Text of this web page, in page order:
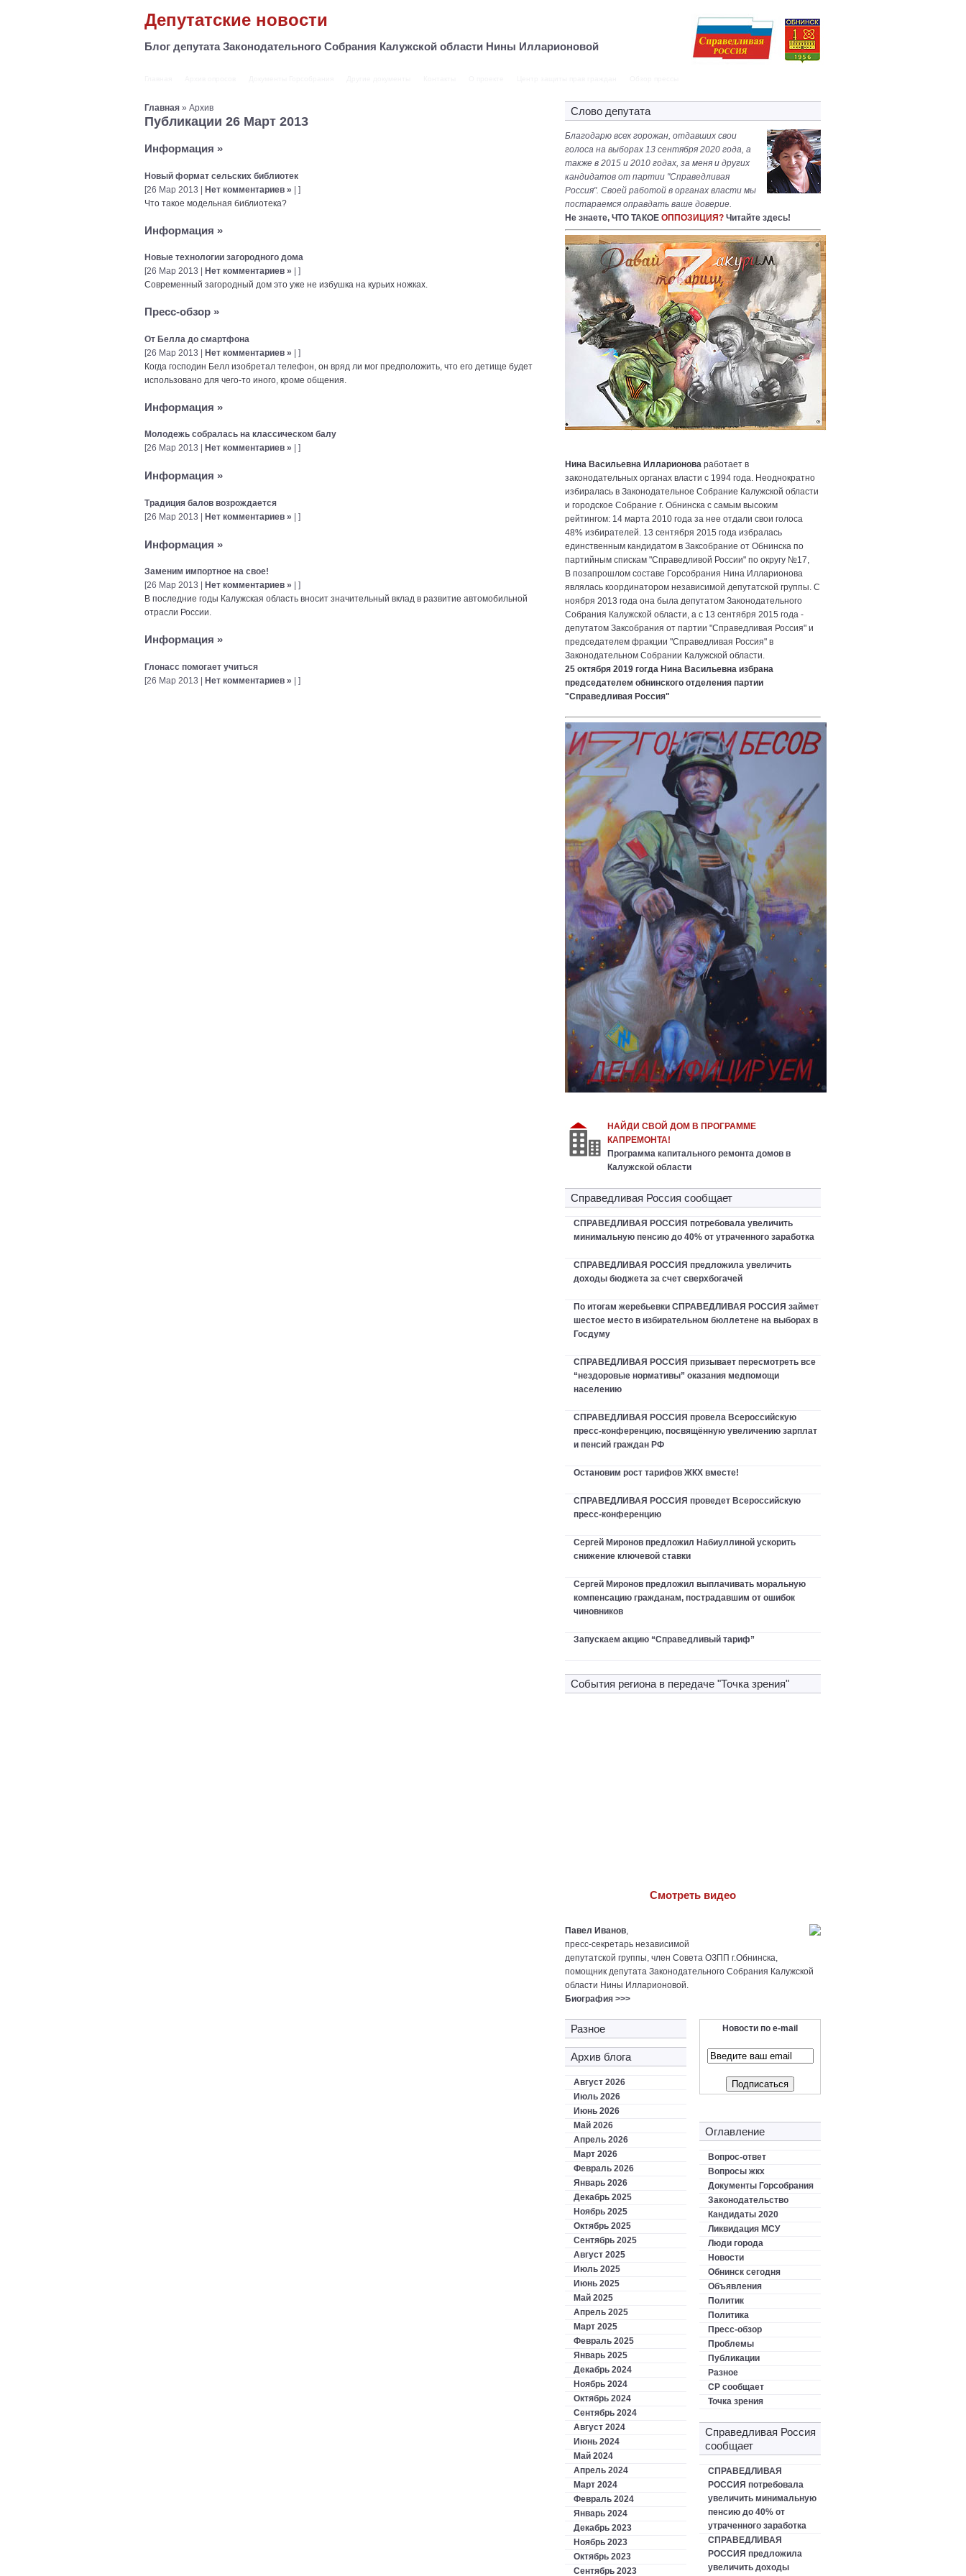
Депутатские новости
Блог депутата Законодательного Собрания Калужской области Нины Илларионовой
Главная » Архив
Публикации 26 Март 2013
Информация »
Новый формат сельских библиотек
[26 Мар 2013 | Нет комментариев » | ]
Что такое модельная библиотека?
Информация »
Новые технологии загородного дома
[26 Мар 2013 |
Нет комментариев » | ]
Современный загородный дом это уже не избушка на курьих ножках.
Пресс-обзор »
От Белла до смартфона
[26 Мар 2013 | Нет комментариев » | ]
Когда господин Белл изобретал телефон, он вряд ли мог предположить, что его детище будет
использовано для чего-то иного, кроме общения.
Информация »
Молодежь собралась на классическом балу
[26 Мар 2013 |
Нет комментариев » | ]
Информация »
Традиция балов возрождается
[26 Мар 2013 | Нет комментариев » | ]
Информация »
Заменим импортное на свое!
[26 Мар 2013 |
Нет комментариев » | ]
В последние годы Калужская область вносит значительный вклад в развитие автомобильной
отрасли России.
Информация »
Глонасс помогает учиться
[26 Мар 2013 | Нет комментариев » | ]
Слово депутата
Благодарю всех горожан, отдавших свои
голоса на выборах 13 сентября 2020 года, а
также в 2015 и 2010 годах, за меня и других
кандидатов от партии "Справедливая
Россия". Своей работой в органах власти мы
постараемся оправдать ваше доверие.
Не знаете, ЧТО ТАКОЕ ОППОЗИЦИЯ? Читайте здесь!
Нина Васильевна Илларионова работает в
законодательных органах власти с 1994 года. Неоднократно
избиралась в Законодательное Собрание Калужской области
и городское Собрание г. Обнинска с самым высоким
рейтингом: 14 марта 2010 года за нее отдали свои голоса
48% избирателей. 13 сентября 2015 года избралась
единственным кандидатом в Заксобрание от Обнинска по
партийным спискам "Справедливой России" по округу №17,
В позапрошлом составе Горсобрания Нина Илларионова
являлась координатором независимой депутатской группы. С
ноября 2013 года она была депутатом Законодательного
Собрания Калужской области, а с 13 сентября 2015 года -
депутатом Заксобрания от партии "Справедливая Россия" и
председателем фракции "Справедливая Россия" в
Законодательном Собрании Калужской области.
25 октября 2019 гогда Нина Васильевна избрана
председателем обнинского отделения партии
"Справедливая Россия"
НАЙДИ СВОЙ ДОМ В ПРОГРАММЕ
КАПРЕМОНТА!
Программа капитального ремонта домов в
Калужской области
Справедливая Россия сообщает
СПРАВЕДЛИВАЯ РОССИЯ потребовала увеличить
минимальную пенсию до 40% от утраченного заработка
СПРАВЕДЛИВАЯ РОССИЯ предложила увеличить
доходы бюджета за счет сверхбогачей
По итогам жеребьевки СПРАВЕДЛИВАЯ РОССИЯ займет
шестое место в избирательном бюллетене на выборах в
Госдуму
СПРАВЕДЛИВАЯ РОССИЯ призывает пересмотреть все
“нездоровые нормативы” оказания медпомощи
населению
СПРАВЕДЛИВАЯ РОССИЯ провела Всероссийскую
пресс-конференцию, посвящённую увеличению зарплат
и пенсий граждан РФ
Остановим рост тарифов ЖКХ вместе!
СПРАВЕДЛИВАЯ РОССИЯ проведет Всероссийскую
пресс-конференцию
Сергей Миронов предложил Набиуллиной ускорить
снижение ключевой ставки
Сергей Миронов предложил выплачивать моральную
компенсацию гражданам, пострадавшим от ошибок
чиновников
Запускаем акцию “Справедливый тариф”
Cобытия региона в передачe "Точка зрения"
Cмотреть видео
Павел Иванов,
пресс-секретарь независимой
депутатской группы, член Совета ОЗПП г.Обнинска,
помощник депутата Законодательного Собрания Калужской
области Нины Илларионовой.
Биография >>>
Разное
Архив блога
Август 2026
Июль 2026
Июнь 2026
Май 2026
Апрель 2026
Март 2026
Февраль 2026
Январь 2026
Декабрь 2025
Ноябрь 2025
Октябрь 2025
Сентябрь 2025
Август 2025
Июль 2025
Июнь 2025
Май 2025
Апрель 2025
Март 2025
Февраль 2025
Январь 2025
Декабрь 2024
Ноябрь 2024
Октябрь 2024
Сентябрь 2024
Август 2024
Июнь 2024
Май 2024
Апрель 2024
Март 2024
Февраль 2024
Январь 2024
Декабрь 2023
Ноябрь 2023
Октябрь 2023
Сентябрь 2023
Новости по e-mail
Оглавление
Вопрос-ответ
Вопросы жкх
Документы Горсобрания
Законодательство
Кандидаты 2020
Ликвидация МСУ
Люди города
Новости
Обнинск сегодня
Объявления
Политик
Политика
Пресс-обзор
Проблемы
Публикации
Разное
СР сообщает
Точка зрения
Справедливая Россия
сообщает
СПРАВЕДЛИВАЯ
РОССИЯ потребовала
увеличить минимальную
пенсию до 40% от
утраченного заработка
СПРАВЕДЛИВАЯ
РОССИЯ предложила
увеличить доходы